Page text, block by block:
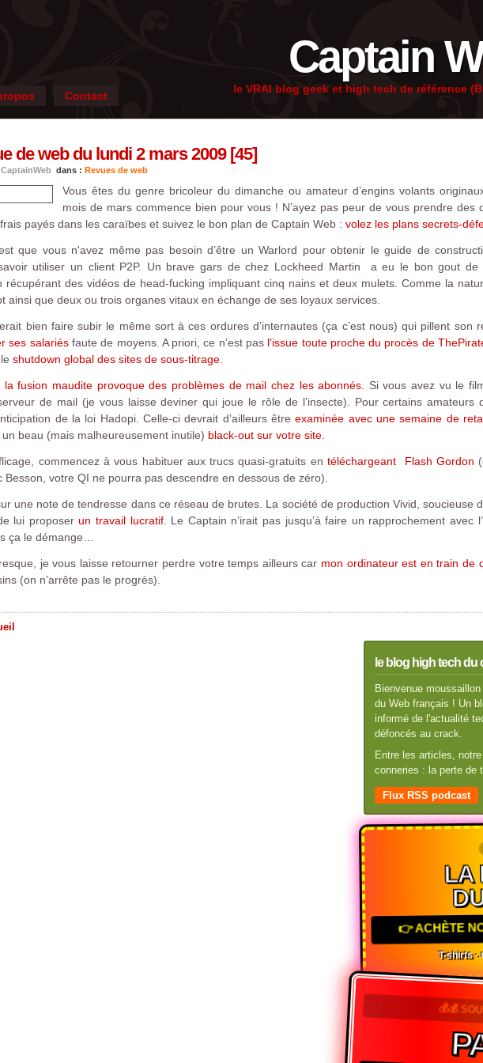
Captain
le VRAI blog geek et high tech de référence
Contact
de web du lundi 2 mars 2009 [45]
dans : Revues de web
Vous êtes du genre bricoleur du dimanche ou amateur d’engins volants
mois de mars commence bien pour vous ! N’ayez pas peur de vous prendre des
payés dans les caraïbes et suivez le bon plan de Captain Web : volez les plans secrets-
que vous n'avez même pas besoin d’être un Warlord pour obtenir le guide de
utiliser un client P2P. Un brave gars de chez Lockheed Martin a eu le bon gout de
récupérant des vidéos de head-fucking impliquant cinq nains et deux mulets. Comme la
ainsi que deux ou trois organes vitaux en échange de ses loyaux services.
bien faire subir le même sort à ces ordures d’internautes (ça c’est nous) qui pillent son
ses salariésfaute de moyens. A priori, ce n’est pas l’issue toute proche du procès de
shutdown global des sites de sous-titrage.
la fusion maudite provoque des problèmes de mail chez les abonnés . Si vous avez vu le
de mail (je vous laisse deviner qui joue le rôle de l’insecte). Pour certains amateurs
de la loi Hadopi. Celle-ci devrait d’ailleurs êtreexaminée avec une semaine de
beau (mais malheureusement inutile) black-out sur votre site.
commencez à vous habituer aux trucs quasi-gratuits en téléchargeant Flash Gordon
Besson, votre QI ne pourra pas descendre en dessous de zéro).
une note de tendresse dans ce réseau de brutes. La société de production Vivid, soucieuse
lui proposerun travail lucratif. Le Captain n’irait pas jusqu’à faire un rapprochement avec
ça le démange…
je vous laisse retourner perdre votre temps ailleurs car mon ordinateur est en train de
(on n’arrête pas le progrès).
le blog high tech du
Bienvenue
du Web français ! Un
informé de l'actualité
défoncés au crack.
Entre les articles,
conneries : la perte de
Flux RSS podcast
LA
👉 ACHÈTE
T-shirts ·
💰💰